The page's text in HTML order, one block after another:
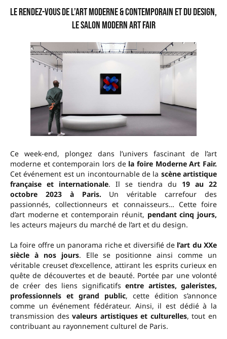
Le rendez-vous de l’art moderne & contemporain et du design,
le salon Modern Art Fair
Ce week-end, plongez dans l’univers fascinant de l’art
moderne et contemporain lors dela foire Moderne Art Fair.
Cet événement est un incontournable de la scène artistique
française et internationale. Il se tiendra du 19 au 22
octobre 2023 à Paris. Un véritable carrefour des
passionnés, collectionneurs et connaisseurs… Cette foire
d’art moderne et contemporain réunit, pendant cinq jours,
les acteurs majeurs du marché de l’art et du design.
La foire offre un panorama riche et diversifié del’art du XXe
siècle à nos jours. Elle se positionne ainsi comme un
véritable creuset d’excellence, attirant les esprits curieux en
quête de découvertes et de beauté. Portée par une volonté
de créer des liens significatifsentre artistes, galeristes,
professionnels et grand public, cette édition s’annonce
comme un événement fédérateur. Ainsi, il est dédié à la
transmission des valeurs artistiques et culturelles, tout en
contribuant au rayonnement culturel de Paris.